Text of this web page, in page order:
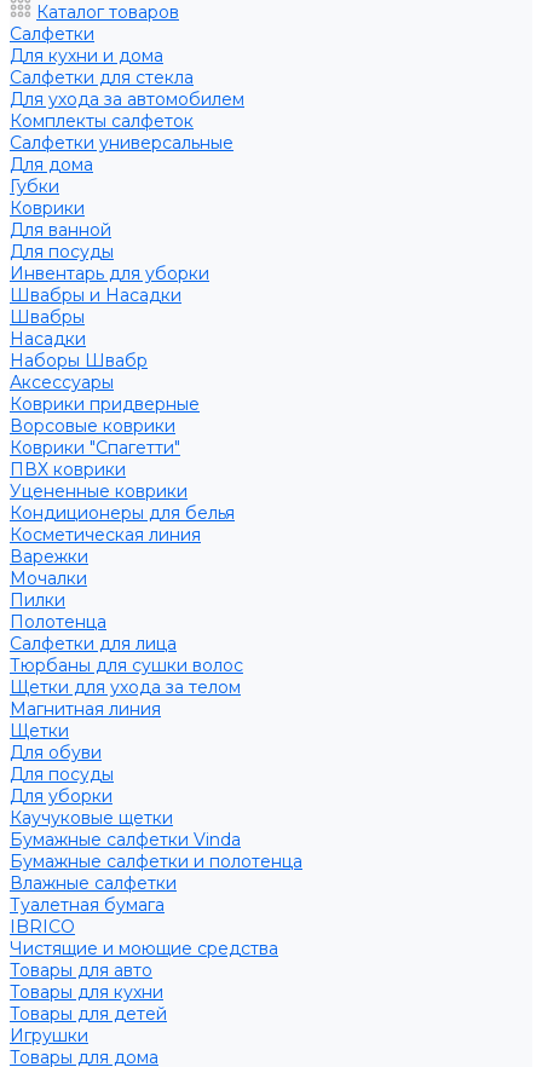
Каталог товаров
Салфетки
Для кухни и дома
Салфетки для стекла
Для ухода за автомобилем
Комплекты салфеток
Салфетки универсальные
Для дома
Губки
Коврики
Для ванной
Для посуды
Инвентарь для уборки
Швабры и Насадки
Швабры
Насадки
Наборы Швабр
Аксессуары
Коврики придверные
Ворсовые коврики
Коврики "Спагетти"
ПВХ коврики
Уцененные коврики
Кондиционеры для белья
Косметическая линия
Варежки
Мочалки
Пилки
Полотенца
Салфетки для лица
Тюрбаны для сушки волос
Щетки для ухода за телом
Магнитная линия
Щетки
Для обуви
Для посуды
Для уборки
Каучуковые щетки
Бумажные салфетки Vinda
Бумажные салфетки и полотенца
Влажные салфетки
Туалетная бумага
IBRICO
Чистящие и моющие средства
Товары для авто
Товары для кухни
Товары для детей
Игрушки
Товары для дома